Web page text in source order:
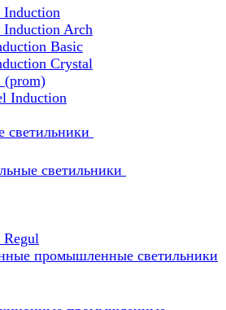
Induction
Induction Arch
Basic
Crystal
(prom)
Induction
светильники
светильники
Regul
промышленные светильники